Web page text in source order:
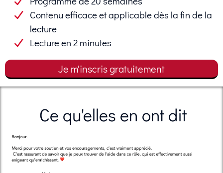
Contenu efficace et applicable dès la fin de la
lecture
Lecture en 2 minutes
Je m'inscris gratuitement
Ce qu'elles en ont dit